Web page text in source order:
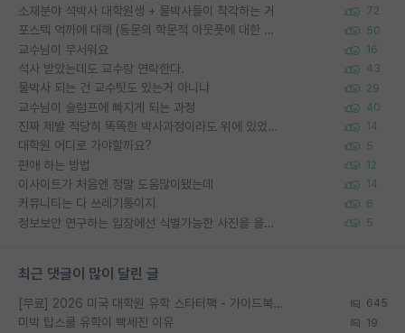
소재분야 석박사 대학원생 + 물박사들이 착각하는 거 72
포스텍 억까에 대해 (동문의 학문적 아웃풋에 대한 반박) 50
교수님이 무서워요 16
석사 받았는데도 교수랑 연락한다. 43
물박사 되는 건 교수탓도 있는거 아니냐 29
교수님이 슬럼프에 빠지게 되는 과정 40
진짜 제발 적당히 똑똑한 박사과정이라도 위에 있었으면.. 14
대학원 어디로 가야할까요? 5
편애 하는 방법 12
이사이트가 처음엔 정말 도움많이됐는데 14
커뮤니티는 다 쓰레기통이지 6
정보보안 연구하는 입장에선 식별가능한 사진을 올리는건 비추이긴함 5
최근 댓글이 많이 달린 글
[무료] 2026 미국 대학원 유학 스타터팩 - 가이드북 & 합격자 컨택메일 템플릿 645
미박 탑스쿨 유학이 빡세진 이유 19